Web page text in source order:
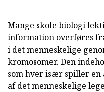
Mange skole biologi
information overføres
i det menneskelige
kromosomer. Den
som hver især spiller en
af det menneskelige